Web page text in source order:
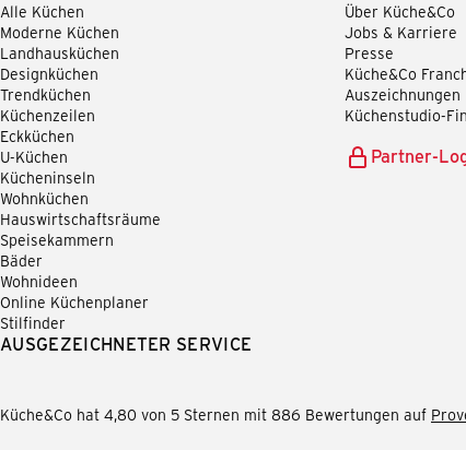
Alle Küchen
Moderne Küchen
Landhausküchen
Designküchen
Trendküchen
Küchenzeilen
Eckküchen
U-Küchen
Kücheninseln
Wohnküchen
Hauswirtschaftsräume
Speisekammern
Bäder
Wohnideen
Online Küchenplaner
Stilfinder
Über Küche&Co
Jobs & Karriere
Presse
Küche&Co
Auszeichnungen
Küchenstudio-
Partner-
AUSGEZEICHNETER SERVICE
Küche&Co hat 4,80 von 5 Sternen mit 886 Bewertungen auf